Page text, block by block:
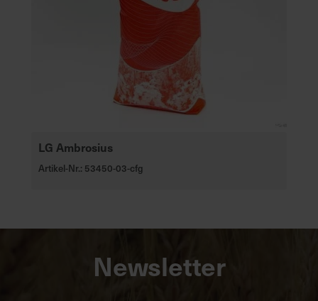
LG Ambrosius
Artikel-Nr.: 53450-03-cfg
Newsletter